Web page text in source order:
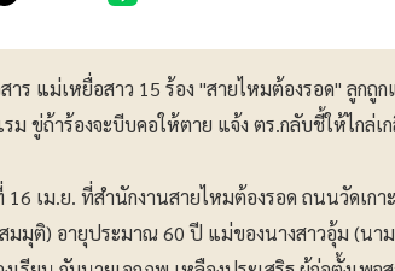
าร แม่เหยื่อสาว 15 ร้อง "สายไหมต้องรอด" ลูกถู
ม ขู่ถ้าร้องจะบีบคอให้ตาย แจ้ง ตร.กลับชี้ให้ไกล่เ
16 เม.ย. ที่สำนักงานสายไหมต้องรอด ถนนวัดเกา
มมุติ) อายุประมาณ 60 ปี แม่ของนางสาวอุ้ม (นา